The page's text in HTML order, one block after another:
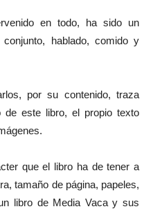
en todo, ha sido un
hablado, comido y
por su contenido, traza
de este libro, el propio texto
que el libro ha de tener a
tamaño de página, papeles,
libro de Media Vaca y sus